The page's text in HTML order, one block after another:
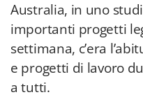
Australia, in uno
importanti progetti
settimana, c’era
e progetti di lavoro
a tutti.